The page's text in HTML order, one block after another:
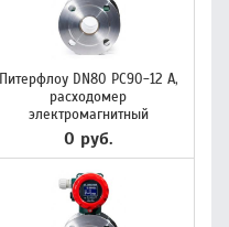
Питерфлоу DN80 РС90-12 A,
расходомер
электромагнитный
0 руб.